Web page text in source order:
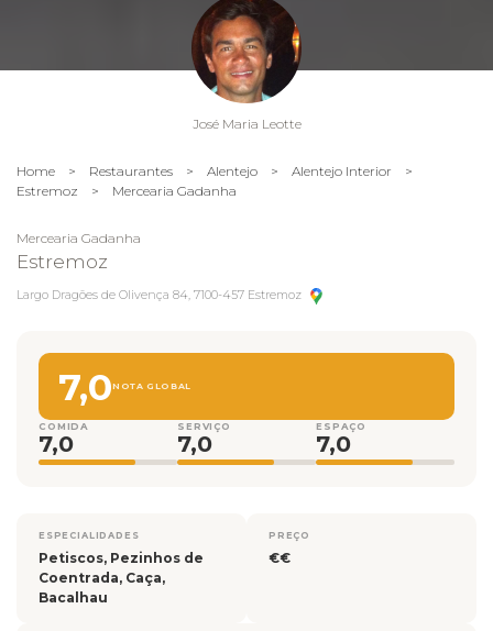
José Maria Leotte
Home > Restaurantes > Alentejo > Alentejo Interior >
Estremoz > Mercearia Gadanha
Mercearia Gadanha
Estremoz
Largo Dragões de Olivença 84, 7100-457 Estremoz
7,0NOTA GLOBAL
COMIDA
7,0
SERVIÇO
7,0
ESPAÇO
7,0
ESPECIALIDADES
Petiscos, Pezinhos de
Coentrada, Caça,
Bacalhau
PREÇO
€€